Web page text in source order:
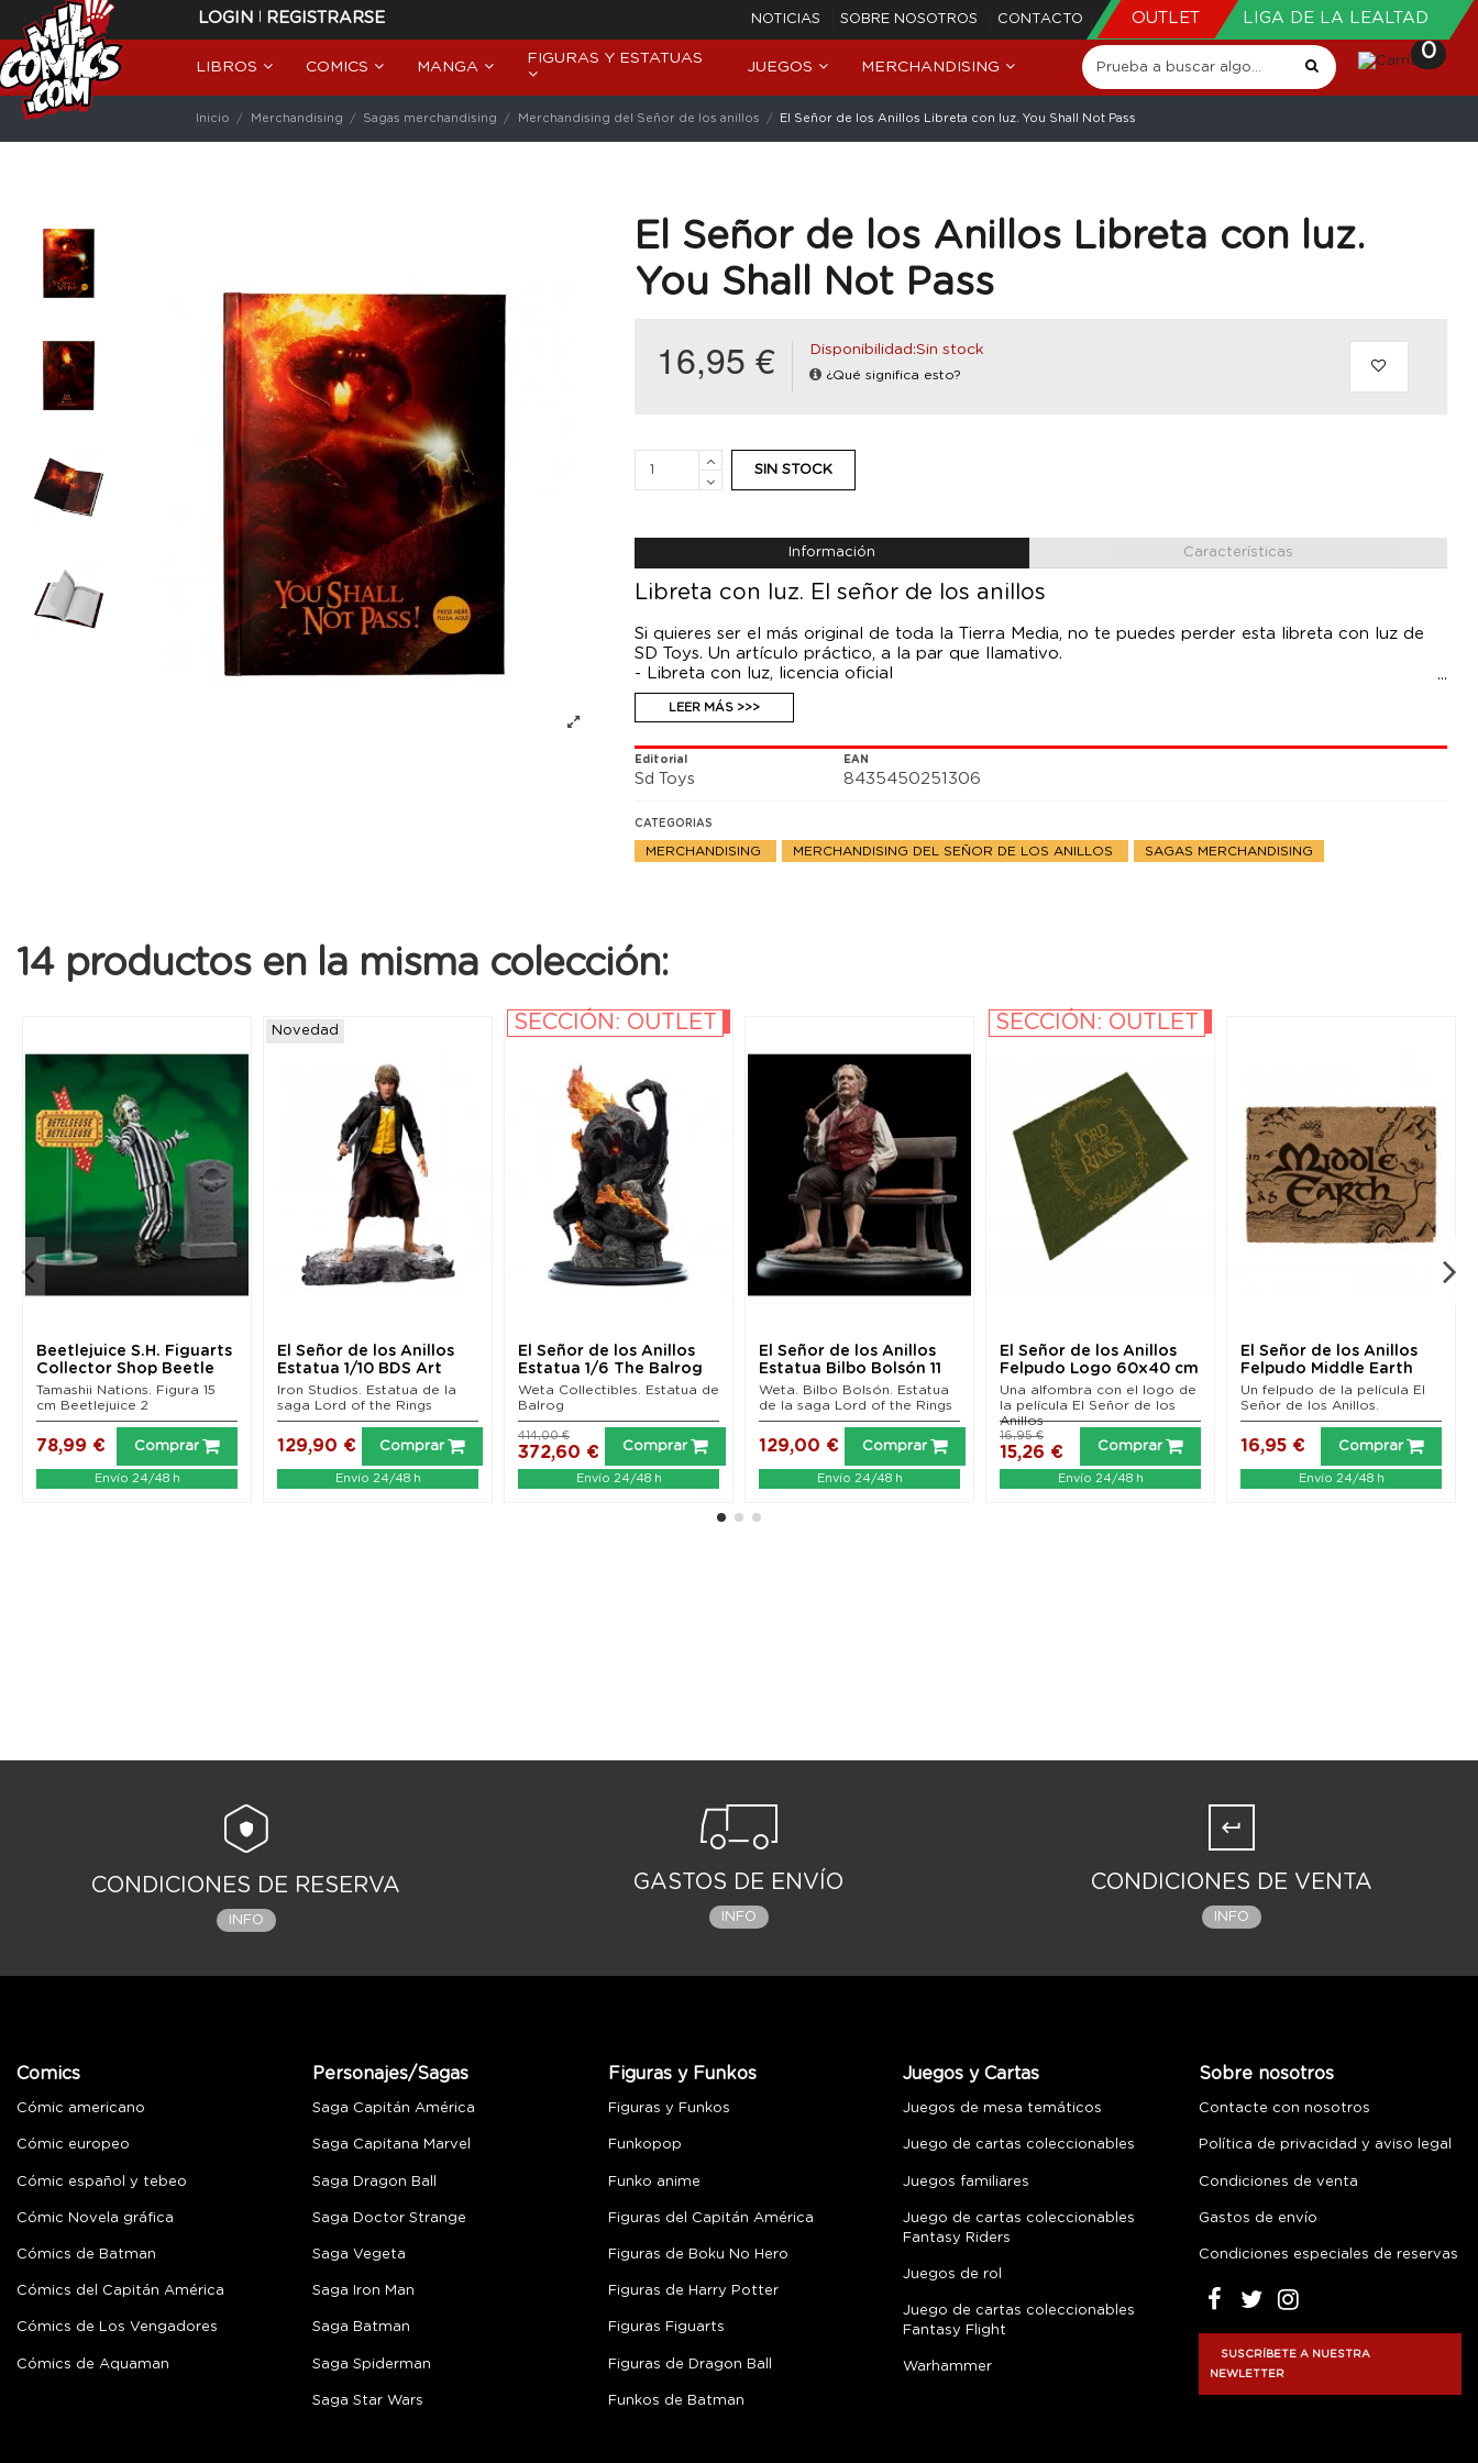
LOGIN | REGISTRARSE NOTICIAS SOBRE NOSOTROS CONTACTO OUTLET LIGA DE LA LEALTAD
LIBROS COMICS MANGA
FIGURAS Y ESTATUAS
JUEGOS MERCHANDISING
0
Inicio Merchandising Sagas merchandising Merchandising del Señor de los anillos El Señor de los Anillos Libreta con luz. You Shall Not Pass
El Señor de los Anillos Libreta con luz.
You Shall Not Pass
16,95 € Disponibilidad:Sin stock
¿Qué significa esto?
SIN STOCK
Información Características
Libreta con luz. El señor de los anillos
Si quieres ser el más original de toda la Tierra Media, no te puedes perder esta libreta con luz de
SD Toys. Un artículo práctico, a la par que llamativo.
- Libreta con luz, licencia oficial
- 90 hojas rayadas
- Necesita 3 pilas AG10 (incluidas)
LEER MÁS >>>
Editorial
Sd Toys
EAN
8435450251306
CATEGORIAS
MERCHANDISING MERCHANDISING DEL SEÑOR DE LOS ANILLOS SAGAS MERCHANDISING
14 productos en la misma colección:
Beetlejuice S.H. Figuarts
Collector Shop Beetle
Juice...
Tamashii Nations. Figura 15
cm Beetlejuice 2
78,99 € Comprar
Envío 24/48 h
Novedad
El Señor de los Anillos
Estatua 1/10 BDS Art
Scale Merry 12 cm
Iron Studios. Estatua de la
saga Lord of the Rings
129,90 € Comprar
Envío 24/48 h
-10%
SECCIÓN: OUTLET
El Señor de los Anillos
Estatua 1/6 The Balrog
(Classic...
Weta Collectibles. Estatua de
Balrog
372,60 €
414,00 €
Comprar
Envío 24/48 h
El Señor de los Anillos
Estatua Bilbo Bolsón 11
cm
Weta. Bilbo Bolsón. Estatua
de la saga Lord of the Rings
129,00 € Comprar
Envío 24/48 h
-10%
SECCIÓN: OUTLET
El Señor de los Anillos
Felpudo Logo 60x40 cm
Una alfombra con el logo de
la película El Señor de los
Anillos
15,26 €
16,95 €
Comprar
Envío 24/48 h
El Señor de los Anillos
Felpudo Middle Earth
60x40
Un felpudo de la película El
Señor de los Anillos.
16,95 € Comprar
Envío 24/48 h
CONDICIONES DE RESERVA
INFO
GASTOS DE ENVÍO
INFO
CONDICIONES DE VENTA
INFO
Comics
Cómic americano
Cómic europeo
Cómic español y tebeo
Cómic Novela gráfica
Cómics de Batman
Cómics del Capitán América
Cómics de Los Vengadores
Cómics de Aquaman
Personajes/Sagas
Saga Capitán América
Saga Capitana Marvel
Saga Dragon Ball
Saga Doctor Strange
Saga Vegeta
Saga Iron Man
Saga Batman
Saga Spiderman
Saga Star Wars
Figuras y Funkos
Figuras y Funkos
Funkopop
Funko anime
Figuras del Capitán América
Figuras de Boku No Hero
Figuras de Harry Potter
Figuras Figuarts
Figuras de Dragon Ball
Funkos de Batman
Juegos y Cartas
Juegos de mesa temáticos
Juego de cartas coleccionables
Juegos familiares
Juego de cartas coleccionables
Fantasy Riders
Juegos de rol
Juego de cartas coleccionables
Fantasy Flight
Warhammer
Sobre nosotros
Contacte con nosotros
Política de privacidad y aviso legal
Condiciones de venta
Gastos de envío
Condiciones especiales de reservas
SUSCRÍBETE A NUESTRA
NEWLETTER